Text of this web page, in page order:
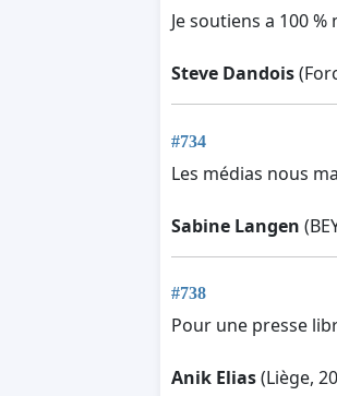
Je soutiens a 100
Steve Dandois
#734
Les médias nous
Sabine Langen
#738
Pour une presse
Anik Elias(Liège,